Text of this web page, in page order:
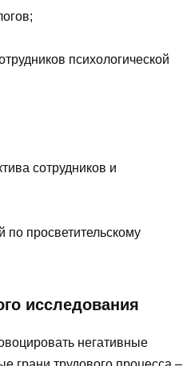
психологической
сотрудников и
просветительскому
исследования
негативные